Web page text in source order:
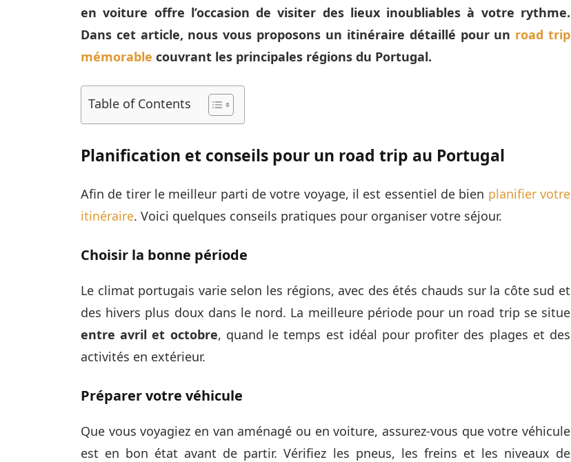
en voiture offre l’occasion de visiter des lieux inoubliables à votre rythme.
Dans cet article, nous vous proposons un itinéraire détaillé pour un road trip
mémorable couvrant les principales régions du Portugal.
Table of Contents
Planification et conseils pour un road trip au Portugal
Afin de tirer le meilleur parti de votre voyage, il est essentiel de bien planifier votre
itinéraire. Voici quelques conseils pratiques pour organiser votre séjour.
Choisir la bonne période
Le climat portugais varie selon les régions, avec des étés chauds sur la côte sud et
des hivers plus doux dans le nord. La meilleure période pour un road trip se situe
entre avril et octobre, quand le temps est idéal pour profiter des plages et des
activités en extérieur.
Préparer votre véhicule
Que vous voyagiez en van aménagé ou en voiture, assurez-vous que votre véhicule
est en bon état avant de partir. Vérifiez les pneus, les freins et les niveaux de